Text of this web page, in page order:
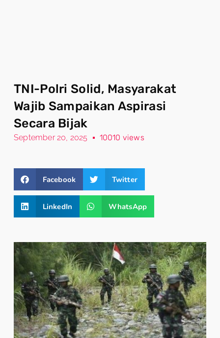
TNI-Polri Solid, Masyarakat
Wajib Sampaikan Aspirasi
Secara Bijak
September 20, 2025 10010 views
Facebook Twitter
LinkedIn WhatsApp